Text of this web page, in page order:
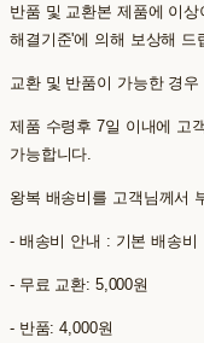
반품 및 교환본 제품에 이
해결기준'에 의해 보상해 드
교환 및 반품이 가능한 경우
제품 수령후 7일 이내에 고
가능합니다.
왕복 배송비를 고객님께서
- 배송비 안내 : 기본 배송비
- 무료 교환: 5,000원
- 반품: 4,000원